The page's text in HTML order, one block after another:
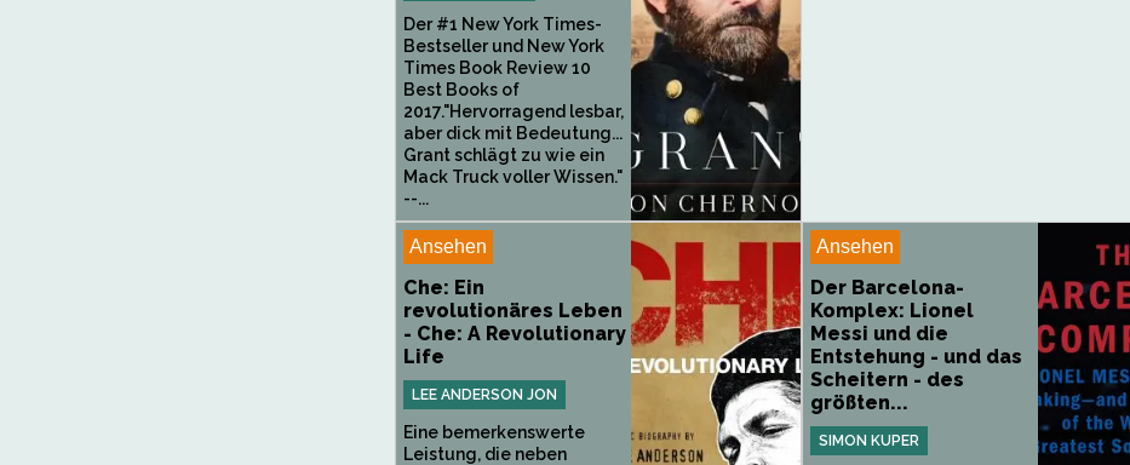
Der #1 New York Times-
Bestseller und New York
Times Book Review 10
Best Books of
2017."Hervorragend lesbar,
aber dick mit Bedeutung...
Grant schlägt zu wie ein
Mack Truck voller Wissen."
--...
Ansehen
Che: Ein
revolutionäres Leben
- Che: A Revolutionary
Life
LEE ANDERSON JON
Eine bemerkenswerte
Leistung, die neben
Ansehen
Der Barcelona-
Komplex: Lionel
Messi und die
Entstehung - und das
Scheitern - des
größten...
SIMON KUPER